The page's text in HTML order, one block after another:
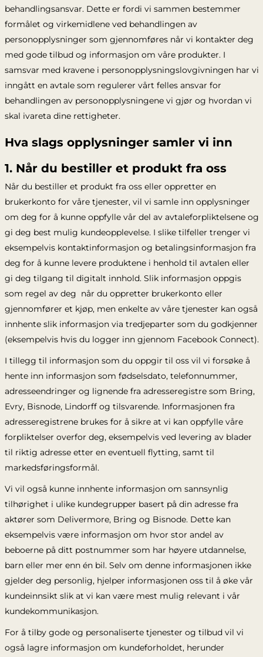
behandlingsansvar. Dette er fordi vi sammen bestemmer
formålet og virkemidlene ved behandlingen av
personopplysninger som gjennomføres når vi kontakter deg
med gode tilbud og informasjon om våre produkter. I
samsvar med kravene i personopplysningslovgivningen har vi
inngått en avtale som regulerer vårt felles ansvar for
behandlingen av personopplysningene vi gjør og hvordan vi
skal ivareta dine rettigheter.
Hva slags opplysninger samler vi inn
1. Når du bestiller et produkt fra oss
Når du bestiller et produkt fra oss eller oppretter en
brukerkonto for våre tjenester, vil vi samle inn opplysninger
om deg for å kunne oppfylle vår del av avtaleforpliktelsene og
gi deg best mulig kundeopplevelse. I slike tilfeller trenger vi
eksempelvis kontaktinformasjon og betalingsinformasjon fra
deg for å kunne levere produktene i henhold til avtalen eller
gi deg tilgang til digitalt innhold. Slik informasjon oppgis
som regel av deg når du oppretter brukerkonto eller
gjennomfører et kjøp, men enkelte av våre tjenester kan også
innhente slik informasjon via tredjeparter som du godkjenner
(eksempelvis hvis du logger inn gjennom Facebook Connect).
I tillegg til informasjon som du oppgir til oss vil vi forsøke å
hente inn informasjon som fødselsdato, telefonnummer,
adresseendringer og lignende fra adresseregistre som Bring,
Evry, Bisnode, Lindorff og tilsvarende. Informasjonen fra
adresseregistrene brukes for å sikre at vi kan oppfylle våre
forpliktelser overfor deg, eksempelvis ved levering av blader
til riktig adresse etter en eventuell flytting, samt til
markedsføringsformål.
Vi vil også kunne innhente informasjon om sannsynlig
tilhørighet i ulike kundegrupper basert på din adresse fra
aktører som Delivermore, Bring og Bisnode. Dette kan
eksempelvis være informasjon om hvor stor andel av
beboerne på ditt postnummer som har høyere utdannelse,
barn eller mer enn én bil. Selv om denne informasjonen ikke
gjelder deg personlig, hjelper informasjonen oss til å øke vår
kundeinnsikt slik at vi kan være mest mulig relevant i vår
kundekommunikasjon.
For å tilby gode og personaliserte tjenester og tilbud vil vi
også lagre informasjon om kundeforholdet, herunder